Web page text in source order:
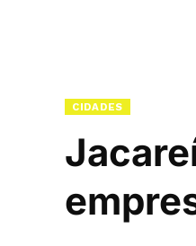
CIDADES